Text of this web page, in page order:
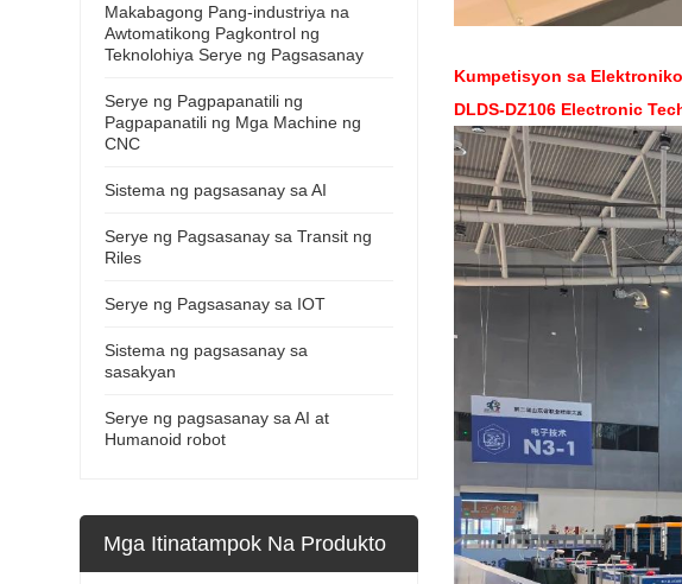
Kumpetisyon sa
DLDS-DZ106 Electronic
Makabagong Pang-industriya na
Awtomatikong Pagkontrol ng
Teknolohiya Serye ng Pagsasanay
Serye ng Pagpapanatili ng
Pagpapanatili ng Mga Machine ng
CNC
Sistema ng pagsasanay sa AI
Serye ng Pagsasanay sa Transit ng
Riles
Serye ng Pagsasanay sa IOT
Sistema ng pagsasanay sa
sasakyan
Serye ng pagsasanay sa AI at
Humanoid robot
Mga Itinatampok Na Produkto